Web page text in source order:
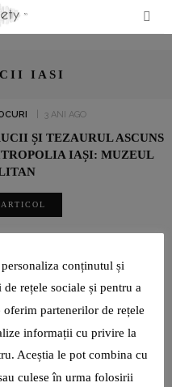
IASI
3 ANI AGO
ȘI TEZAURUL ASCUNS
IAȘI: MUZEUL
ALEARGĂ PENTRU
VISURILE ALTORA
conținutul și
rețele sociale și pentru a
partenerilor de rețele
informații cu privire la
Aceștia le pot combina cu
culese în urma folosirii